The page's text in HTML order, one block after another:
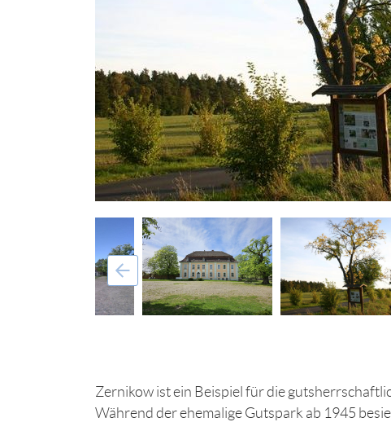
Zernikow ist ein Beispiel für die
Während der ehemalige Gutspark ab 1945